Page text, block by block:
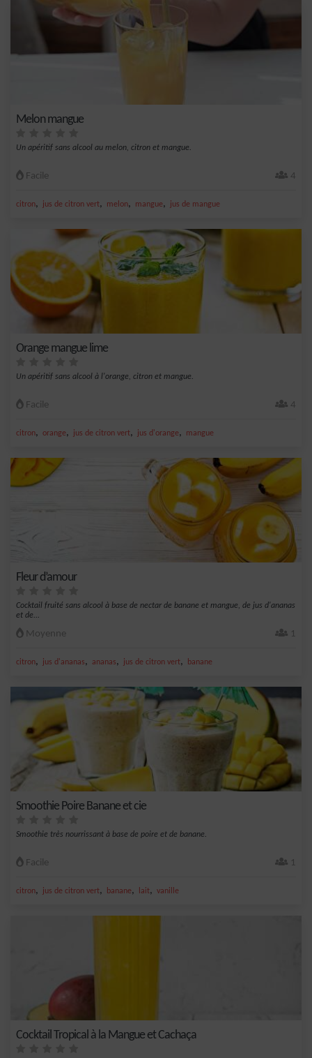
Melon mangue
Un apéritif sans alcool au melon, citron et mangue.
Facile 4
citron, jus de citron vert, melon, mangue, jus de mangue
Orange mangue lime
Un apéritif sans alcool à l'orange, citron et mangue.
Facile 4
citron, orange, jus de citron vert, jus d'orange, mangue
Fleur d’amour
Cocktail fruité sans alcool à base de nectar de banane et mangue, de jus d'ananas
et de...
Moyenne 1
citron, jus d'ananas, ananas, jus de citron vert, banane
Smoothie Poire Banane et cie
Smoothie très nourrissant à base de poire et de banane.
Facile 1
citron, jus de citron vert, banane, lait, vanille
Cocktail Tropical à la Mangue et Cachaça